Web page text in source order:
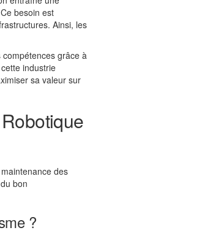
besoin est
Ainsi, les
grâce à
industrie
sa valeur sur
des
bon
?